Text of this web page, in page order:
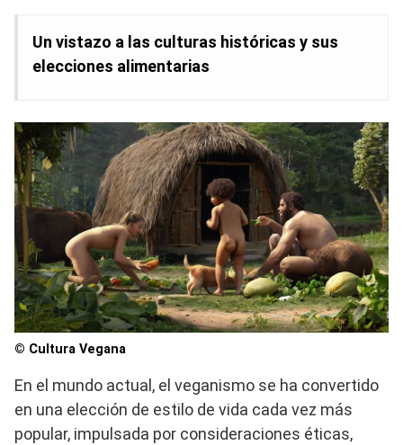
Un vistazo a las culturas históricas y sus
elecciones alimentarias
© Cultura Vegana
En el mundo actual, el veganismo se ha convertido
en una elección de estilo de vida cada vez más
popular, impulsada por consideraciones éticas,